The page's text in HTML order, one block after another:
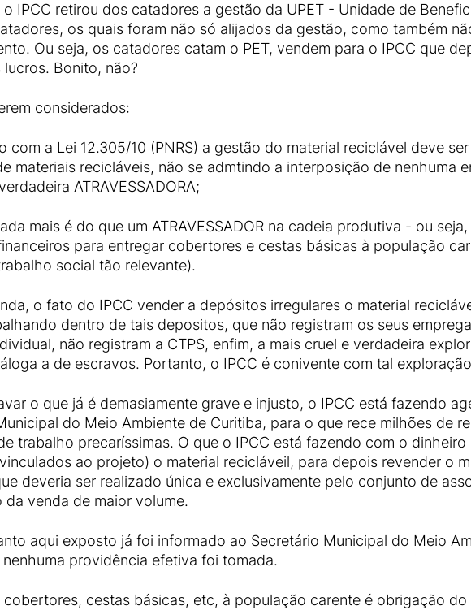
o IPCC retirou dos catadores a gestão da UPET - Unidade de
os quais foram não só alijados da gestão, como também
Ou seja, os catadores catam o PET, vendem para o IPCC que
Bonito, não?
considerados:
com a Lei 12.305/10 (PNRS) a gestão do material reciclável deve
materiais recicláveis, não se admtindo a interposição de nenhuma
ATRAVESSADORA;
mais é do que um ATRAVESSADOR na cadeia produtiva - ou
para entregar cobertores e cestas básicas à população
social tão relevante).
o fato do IPCC vender a depósitos irregulares o material
dentro de tais depositos, que não registram os seus
não registram a CTPS, enfim, a mais cruel e verdadeira
a de escravos. Portanto, o IPCC é conivente com tal
o que já é demasiamente grave e injusto, o IPCC está fazendo
do Meio Ambiente de Curitiba, para o que rece milhões de
trabalho precaríssimas. O que o IPCC está fazendo com o
ao projeto) o material recicláveil, para depois revender o
deveria ser realizado única e exclusivamente pelo conjunto de
da venda de maior volume.
aqui exposto já foi informado ao Secretário Municipal do Meio
providência efetiva foi tomada.
cobertores, cestas básicas, etc, à população carente é obrigação